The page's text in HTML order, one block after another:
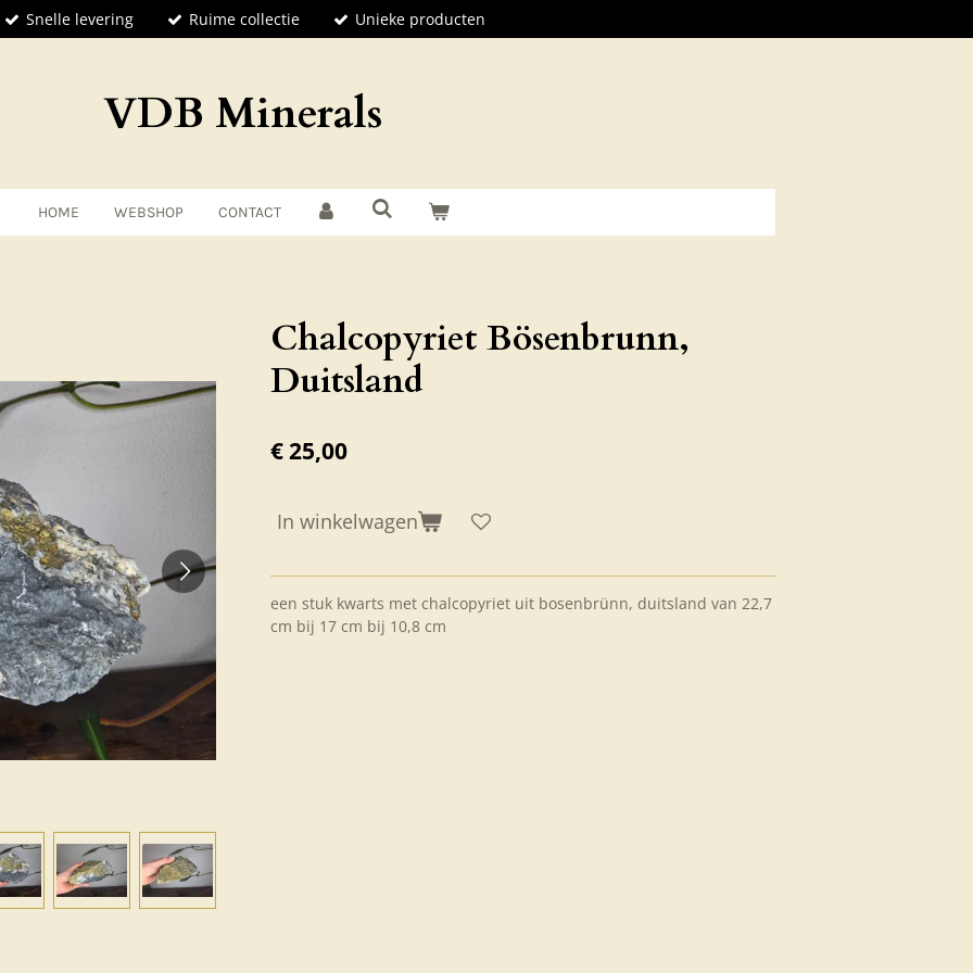
Snelle levering Ruime collectie Unieke producten
VDB Minerals
HOME WEBSHOP CONTACT
Chalcopyriet Bösenbrunn,
Duitsland
€ 25,00
In winkelwagen
een stuk kwarts met chalcopyriet uit bosenbrünn, duitsland van 22,7
cm bij 17 cm bij 10,8 cm